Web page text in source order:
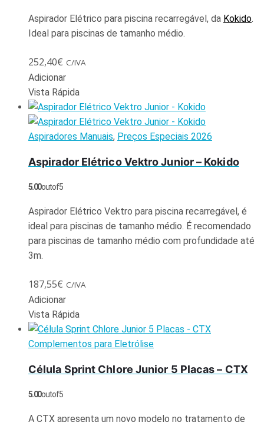
Aspirador Elétrico para piscina recarregável, da Kokido.
Ideal para piscinas de tamanho médio.
252,40€ C/IVA
Adicionar
Vista Rápida
Aspiradores Manuais, Preços Especiais 2026
Aspirador Elétrico Vektro Junior – Kokido
5.00out of 5
Aspirador Elétrico Vektro para piscina recarregável, é
ideal para piscinas de tamanho médio. É recomendado
para piscinas de tamanho médio com profundidade até
3m.
187,55€ C/IVA
Adicionar
Vista Rápida
Complementos para Eletrólise
Célula Sprint Chlore Junior 5 Placas – CTX
5.00out of 5
A CTX apresenta um novo modelo no tratamento de